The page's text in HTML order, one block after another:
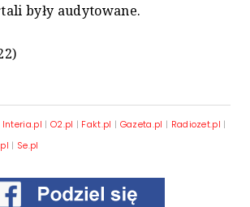
były audytowane.
Interia.pl | O2.pl | Fakt.pl | Gazeta.pl | Radiozet.pl |
| Se.pl